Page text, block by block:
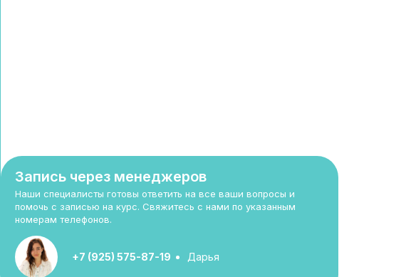
Запись через менеджеров
Наши специалисты готовы ответить на все ваши вопросы и
помочь с записью на курс. Свяжитесь с нами по указанным
номерам телефонов.
+7 (925) 575-87-19 Дарья